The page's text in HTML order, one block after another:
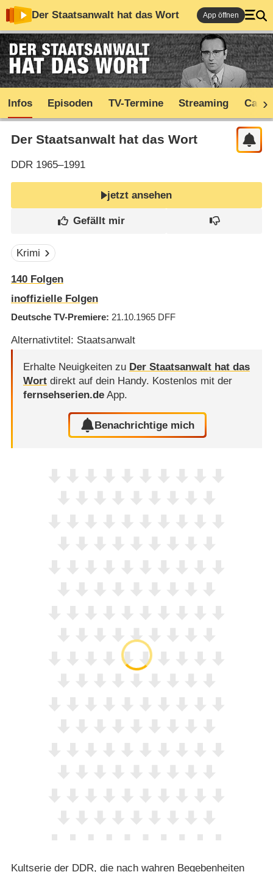
Der Staatsanwalt hat das Wort App öffnen
Infos Episoden TV-Termine Streaming Cast
Der Staatsanwalt hat das Wort
DDR1965–1991
jetzt ansehen
Krimi
140Folgen
inoffizielle Folgen
Deutsche TV-Premiere 21.10.1965 DFF
Alternativtitel: Staatsanwalt
Erhalte Neuigkeiten zu Der Staatsanwalt hat das
Wortdirekt auf dein Handy. Kostenlos mit der
fernsehserien.deApp.
Benachrichtige mich
Kultserie der DDR, die nach wahren Begebenheiten